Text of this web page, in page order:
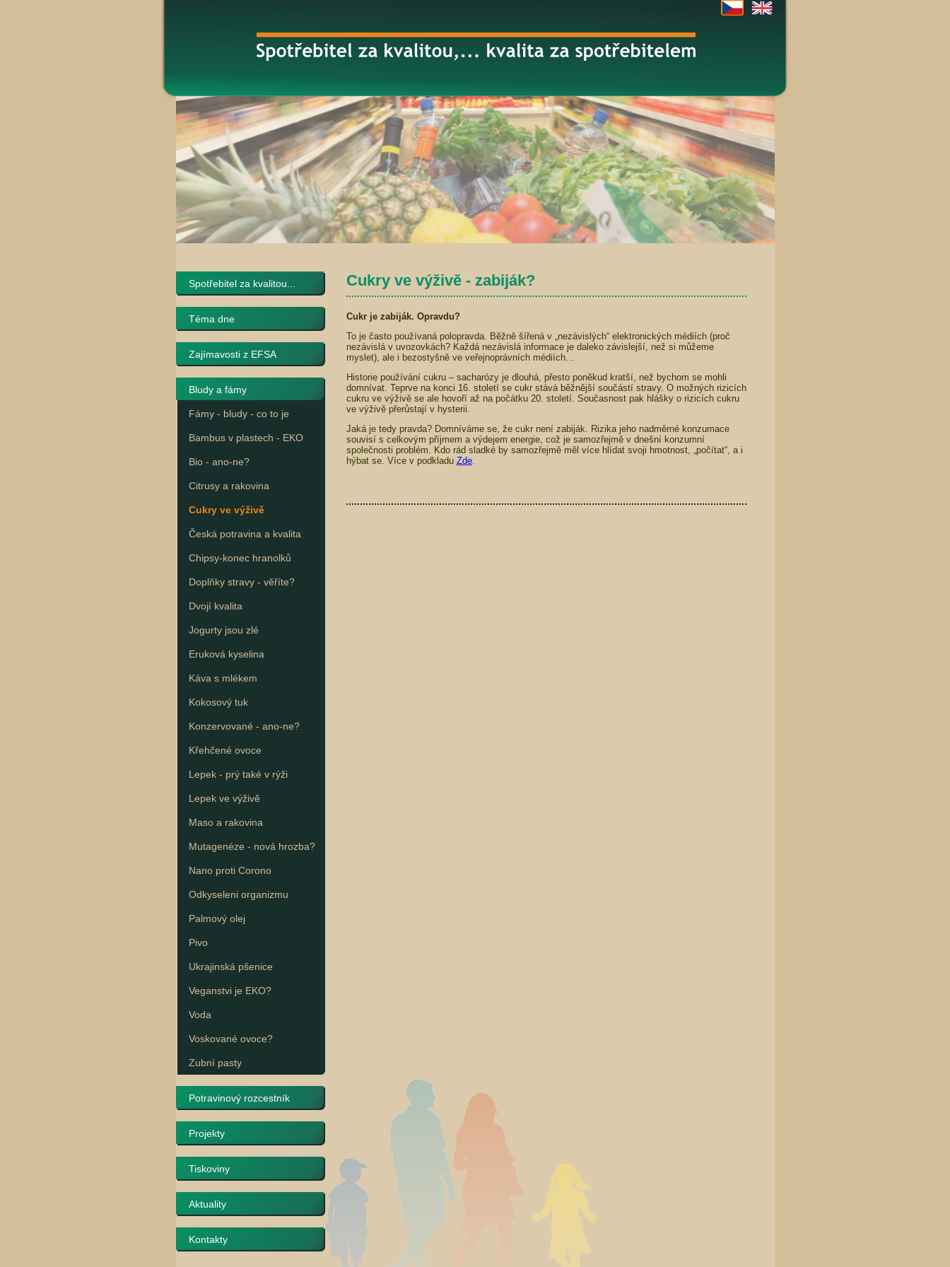
Spotřebitel za kvalitou...
Téma dne
Zajímavosti z EFSA
Bludy a fámy
Fámy - bludy - co to je
Bambus v plastech - EKO
Bio - ano-ne?
Citrusy a rakovina
Cukry ve výživě
Česká potravina a kvalita
Chipsy-konec hranolků
Doplňky stravy - věříte?
Dvojí kvalita
Jogurty jsou zlé
Eruková kyselina
Káva s mlékem
Kokosový tuk
Konzervované - ano-ne?
Křehčené ovoce
Lepek - prý také v rýži
Lepek ve výživě
Maso a rakovina
Mutagenéze - nová hrozba?
Nano proti Corono
Odkyseleni organizmu
Palmový olej
Pivo
Ukrajinská pšenice
Veganstvi je EKO?
Voda
Voskované ovoce?
Zubní pasty
Potravinový rozcestník
Projekty
Tiskoviny
Aktuality
Kontakty
Cukry ve výživě - zabiják?
Cukr je zabiják. Opravdu?
To je často používaná polopravda. Běžně šířená v „nezávislých“ elektronických médiích (proč
nezávislá v uvozovkách? Každá nezávislá informace je daleko závislejší, než si můžeme
myslet), ale i bezostyšně ve veřejnoprávních médiích…
Historie používání cukru – sacharózy je dlouhá, přesto poněkud kratší, než bychom se mohli
domnívat. Teprve na konci 16. století se cukr stává běžnější součástí stravy. O možných rizicích
cukru ve výživě se ale hovoří až na počátku 20. století. Současnost pak hlášky o rizicích cukru
ve výživě přerůstají v hysterii.
Jaká je tedy pravda? Domníváme se, že cukr není zabiják. Rizika jeho nadměrné konzumace
souvisí s celkovým příjmem a výdejem energie, což je samozřejmě v dnešní konzumní
společnosti problém. Kdo rád sladké by samozřejmě měl více hlídat svoji hmotnost, „počítat“, a i
hýbat se. Více v podkladu Zde.